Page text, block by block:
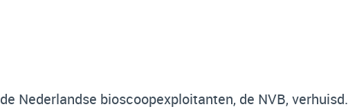
Nederlandse bioscoopexploitanten, de NVB, verhuisd.